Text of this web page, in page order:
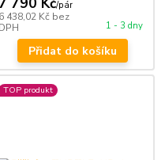
/pár
6 438,02 Kč bez
DPH
1 - 3 dny
Přidat do košíku
TOP produkt